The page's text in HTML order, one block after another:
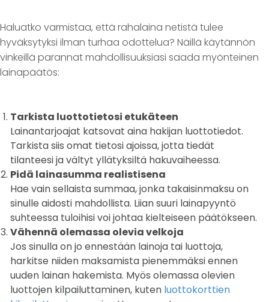
Haluatko varmistaa, että rahalaina netistä tulee
hyväksytyksi ilman turhaa odottelua? Näillä käytännön
vinkeillä parannat mahdollisuuksiasi saada myönteinen
lainapäätös:
Tarkista luottotietosi etukäteen
Lainantarjoajat katsovat aina hakijan luottotiedot.
Tarkista siis omat tietosi ajoissa, jotta tiedät
tilanteesi ja vältyt yllätyksiltä hakuvaiheessa.
Pidä lainasumma realistisena
Hae vain sellaista summaa, jonka takaisinmaksu on
sinulle aidosti mahdollista. Liian suuri lainapyyntö
suhteessa tuloihisi voi johtaa kielteiseen päätökseen.
Vähennä olemassa olevia velkoja
Jos sinulla on jo ennestään lainoja tai luottoja,
harkitse niiden maksamista pienemmäksi ennen
uuden lainan hakemista. Myös olemassa olevien
luottojen kilpailuttaminen, kuten luottokorttien